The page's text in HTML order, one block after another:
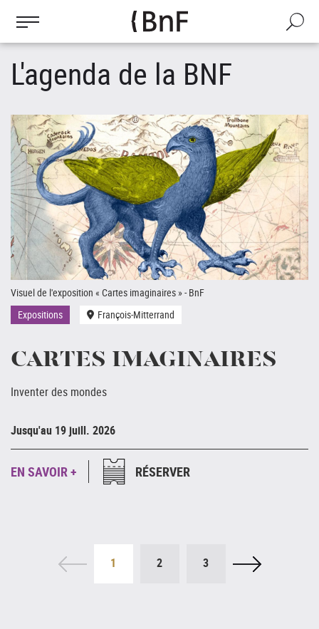
contenu
Recherche
L'agenda de la BNF
Visuel de l'exposition « Cartes imaginaires » - BnF
Expositions
François-Mitterrand
CARTES IMAGINAIRES
Inventer des mondes
Jusqu'au 19 juill. 2026
EN SAVOIR + RÉSERVER
1 2 3